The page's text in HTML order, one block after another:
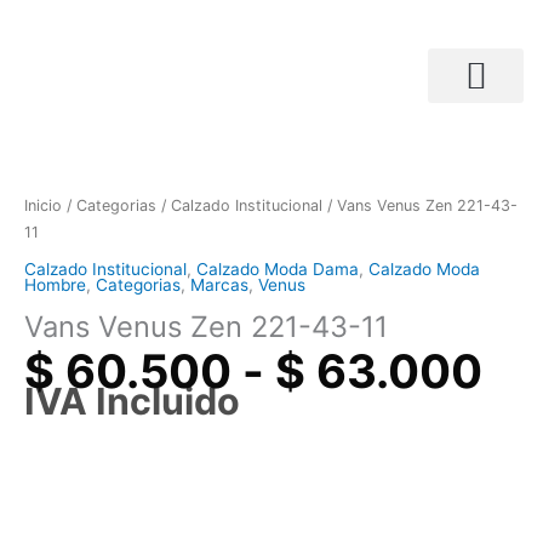
Inicio / Categorias / Calzado Institucional / Vans Venus Zen 221-43-
11
Calzado Institucional, Calzado Moda Dama, Calzado Moda
Hombre, Categorias,Marcas, Venus
Vans Venus Zen 221-43-11
$ 60.500 - $ 63.000
IVA Incluido
Zen
221-
11